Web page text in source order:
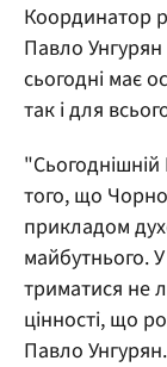
Координатор
Павло Унгурян
сьогодні має
так і для
того, що
прикладом
майбутнього.
триматися не
цінності, що
Павло Унгурян.